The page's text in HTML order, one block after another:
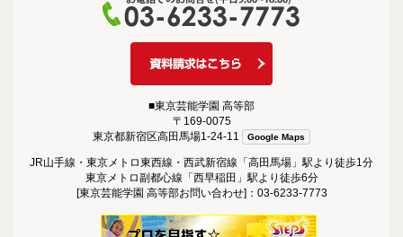
■東京芸能学園 高等部
〒169-0075
東京都新宿区高田馬場1-24-11
Google Maps
JR山手線・東京メトロ東西線・西武新宿線「高田馬場」駅より徒歩1分
東京メトロ副都心線「西早稲田」駅より徒歩6分
[東京芸能学園 高等部お問い合わせ]：03-6233-7773